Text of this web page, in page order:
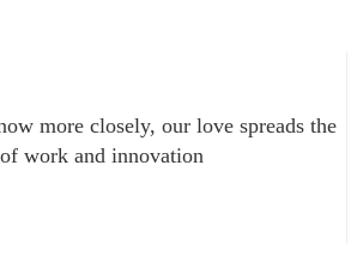
more closely, our love spreads the
work and innovation